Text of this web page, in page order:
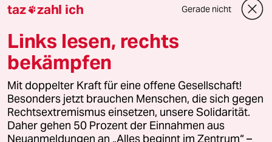
Downloads für Abonnierende
© 2026 taz Verlags und Vertriebs GmbH
Alle Rechte vorbehalten. Bei rechtlichen Fragen oder für Genehmigungen
wenden Sie sich bitte an
lizenzen@taz.de
Feedback Redaktionsstatut Kommune-Richtlinien
taz zahl ich Gerade nicht
Links lesen, rechts
bekämpfen
Mit doppelter Kraft für eine offene Gesellschaft!
Besonders jetzt brauchen Menschen, die sich gegen
Rechtsextremismus einsetzen, unsere Solidarität.
Daher gehen 50 Prozent der Einnahmen aus
Neuanmeldungen an „Alles beginnt im Zentrum“ –